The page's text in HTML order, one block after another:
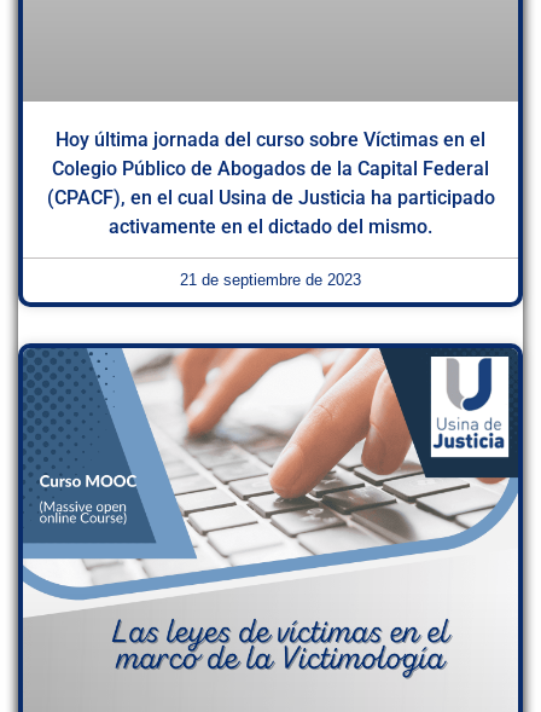
Hoy última jornada del curso sobre Víctimas en el
Colegio Público de Abogados de la Capital Federal
(CPACF), en el cual Usina de Justicia ha participado
activamente en el dictado del mismo.
21 de septiembre de 2023